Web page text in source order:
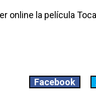
online la película
Facebook